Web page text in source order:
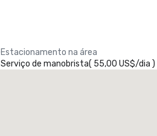
Estacionamento na área
Serviço de manobrista( 55,00 US$/dia )